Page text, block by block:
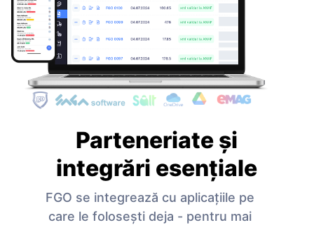
Parteneriate și
integrări esențiale
FGO se integrează cu aplicațiile pe
care le folosești deja - pentru mai